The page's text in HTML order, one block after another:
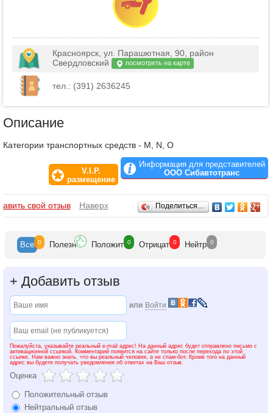
Красноярск, ул. Парашютная, 90, район
Свердловский
посмотреть на карте
тел.: (391) 2636245
Описание
Категории транспортных средств - M, N, O
V.I.P.
размещение
Информация для представителей
ООО Сибавтотранс
Отзывы
свой отзыв Наверх Поделиться…
Все 0 Полезн Положит 0 Отрицат 0 Нейтр 0
+ Добавить отзыв
или Войти
Пожалуйста, указывайте реальный e-mail адрес! На данный адрес будет отправлено письмо с
активационной ссылкой. Комментарий появится на сайте только после перехода по этой
ссылке. Нам важно знать, что вы реальный человек, а не спам-бот. Кроме того на данный
адрес вы будете получать уведомления об ответах на Ваш отзыв.
Оценка
Положительный отзыв
Нейтральный отзыв